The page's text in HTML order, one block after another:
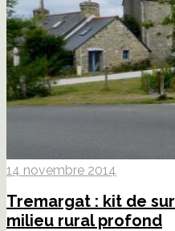
14 novembre 2014
Tremargat : kit de
milieu rural profond